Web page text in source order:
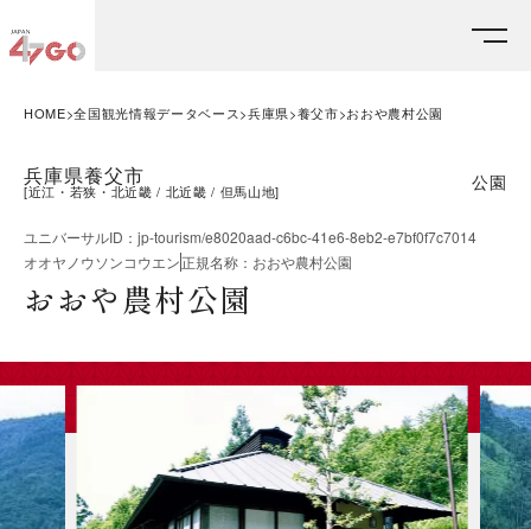
HOME 全国観光情報データベース 兵庫県 養父市 おおや農村公園
兵庫県養父市
[近江・若狭・北近畿 北近畿 但馬山地] 公園
ユニバーサルID ： jp-tourism/e8020aad-c6bc-41e6-8eb2-e7bf0f7c7014
オオヤノウソンコウエン正規名称 ： おおや農村公園
おおや農村公園